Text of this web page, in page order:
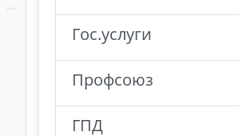
Гос.услуги
Профсоюз
ГПД